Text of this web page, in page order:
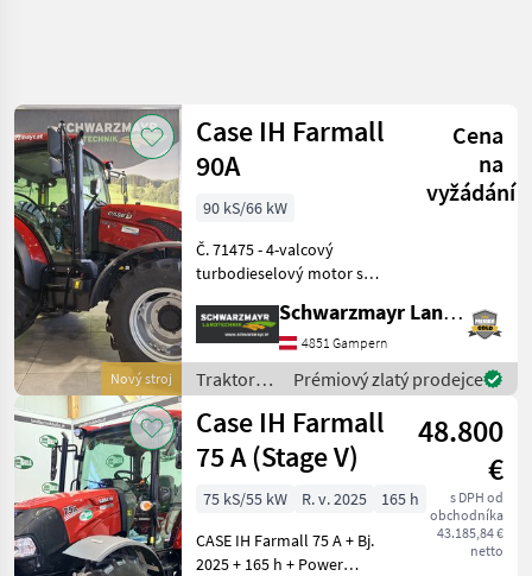
Nový stroj
Case IH Farmall
90A
Cena
na
vyžádání
90 kS/66 kW
Č. 71475 - 4-valcový
turbodieselový motor s
Rail, zdvihovým objemom
3, 6 l a menovitým
výkonom 90 PS Sériová
výbava s balíkom
SELECTION: - 3
Schwarzmayr Landtechnik GmbH - Gampern
4851 Gampern
Traktory /
Case IH
Prémiový zlatý prodejce
Case IH Farmall
75 A (Stage V)
48.800
€
s DPH od
obchodníka
43.185,84 €
netto
75 kS/55 kW R. v. 2025
165 h
CASE IH Farmall 75 A + Bj.
2025 + 165 h + Power